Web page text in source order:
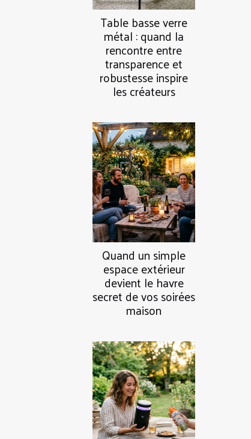
Table basse verre
métal : quand la
rencontre entre
transparence et
robustesse inspire
les créateurs
Quand un simple
espace extérieur
devient le havre
secret de vos soirées
maison